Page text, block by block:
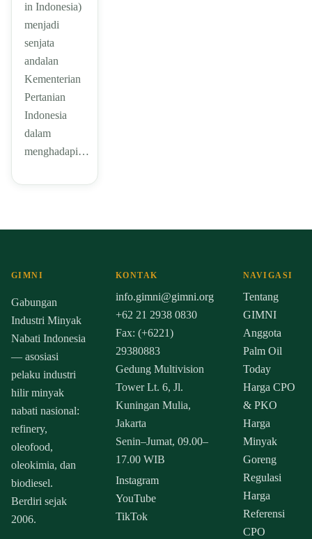
in Indonesia)
menjadi
senjata
andalan
Kementerian
Pertanian
Indonesia
dalam
menghadapi…
GIMNI
Gabungan
Industri Minyak
Nabati Indonesia
— asosiasi
pelaku industri
hilir minyak
nabati nasional:
refinery,
oleofood,
oleokimia, dan
biodiesel.
Berdiri sejak
2006.
KONTAK
info.gimni@gimni.org
+62 21 2938 0830
Fax: (+6221)
29380883
Gedung Multivision
Tower Lt. 6, Jl.
Kuningan Mulia,
Jakarta
Senin–Jumat, 09.00–
17.00 WIB
Instagram
YouTube
TikTok
NAVIGASI
Tentang
GIMNI
Anggota
Palm Oil
Today
Harga CPO
& PKO
Harga
Minyak
Goreng
Regulasi
Harga
Referensi
CPO